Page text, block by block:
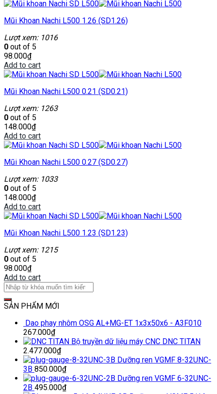
Mũi Khoan Nachi L500 1.26 (SD1.26)
Lượt xem: 1016
0 out of 5
98.000₫
Add to cart
Mũi Khoan Nachi L500 0.21 (SD0.21)
Lượt xem: 1263
0 out of 5
148.000₫
Add to cart
Mũi Khoan Nachi L500 0.27 (SD0.27)
Lượt xem: 1033
0 out of 5
148.000₫
Add to cart
Mũi Khoan Nachi L500 1.23 (SD1.23)
Lượt xem: 1215
0 out of 5
98.000₫
Add to cart
SẢN PHẨM MỚI
Dao phay nhôm OSG AL+MG-ET 1x3x50x6 - A3F010
267.000₫
Bộ truyền dữ liệu máy CNC DNC TITAN
2.477.000₫
Dưỡng ren VGMF 8-32UNC-
3B 850.000₫
Dưỡng ren VGMF 6-32UNC-
2B 495.000₫